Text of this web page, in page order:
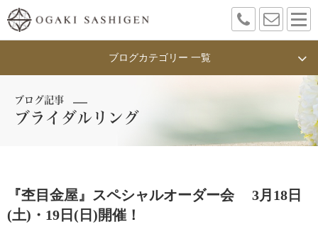
ブログカテゴリー 一覧
ブログ記事
ブライダルリング
『杢目金屋』スペシャルオーダー会 3月18日
(土)・19日(日)開催！